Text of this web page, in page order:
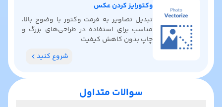
وکتورایز کردن عکس
تبدیل تصاویر به فرمت وکتور با وضوح بالا،
مناسب برای استفاده در طراحی‌های بزرگ و
چاپ بدون کاهش کیفیت
شروع کنید
سوالات متداول